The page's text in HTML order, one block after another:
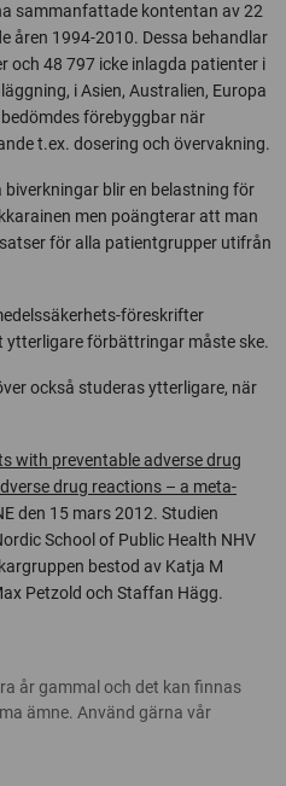
sammanfattade kontentan av 22
åren 1994-2010. Dessa behandlar
och 48 797 icke inlagda patienter i
i Asien, Australien, Europa
förebyggbar när
t.ex. dosering och övervakning.
blir en belastning för
men poängterar att man
för alla patientgrupper utifrån
föreskrifter
förbättringar måste ske.
också studeras ytterligare, när
with preventable adverse drug
drug reactions – a meta-
den 15 mars 2012. Studien
School of Public Health NHV
bestod av Katja M
Petzold och Staffan Hägg.
år gammal och det kan finnas
ämne. Använd gärna vår